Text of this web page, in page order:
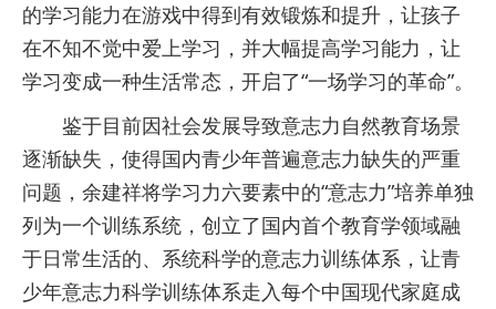
的学习能力在游戏中得到有效锻炼和提升，让孩子
在不知不觉中爱上学习，并大幅提高学习能力，让
学习变成一种生活常态，开启了“一场学习的革命”。
鉴于目前因社会发展导致意志力自然教育场景
逐渐缺失，使得国内青少年普遍意志力缺失的严重
问题，余建祥将学习力六要素中的“意志力”培养单独
列为一个训练系统，创立了国内首个教育学领域融
于日常生活的、系统科学的意志力训练体系，让青
少年意志力科学训练体系走入每个中国现代家庭成